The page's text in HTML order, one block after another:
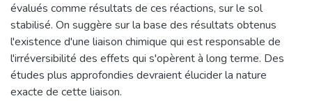
évalués comme résultats de ces réactions, sur le sol
stabilisé. On suggère sur la base des résultats obtenus
l'existence d'une liaison chimique qui est responsable de
l'irréversibilité des effets qui s'opèrent à long terme. Des
études plus approfondies devraient élucider la nature
exacte de cette liaison.